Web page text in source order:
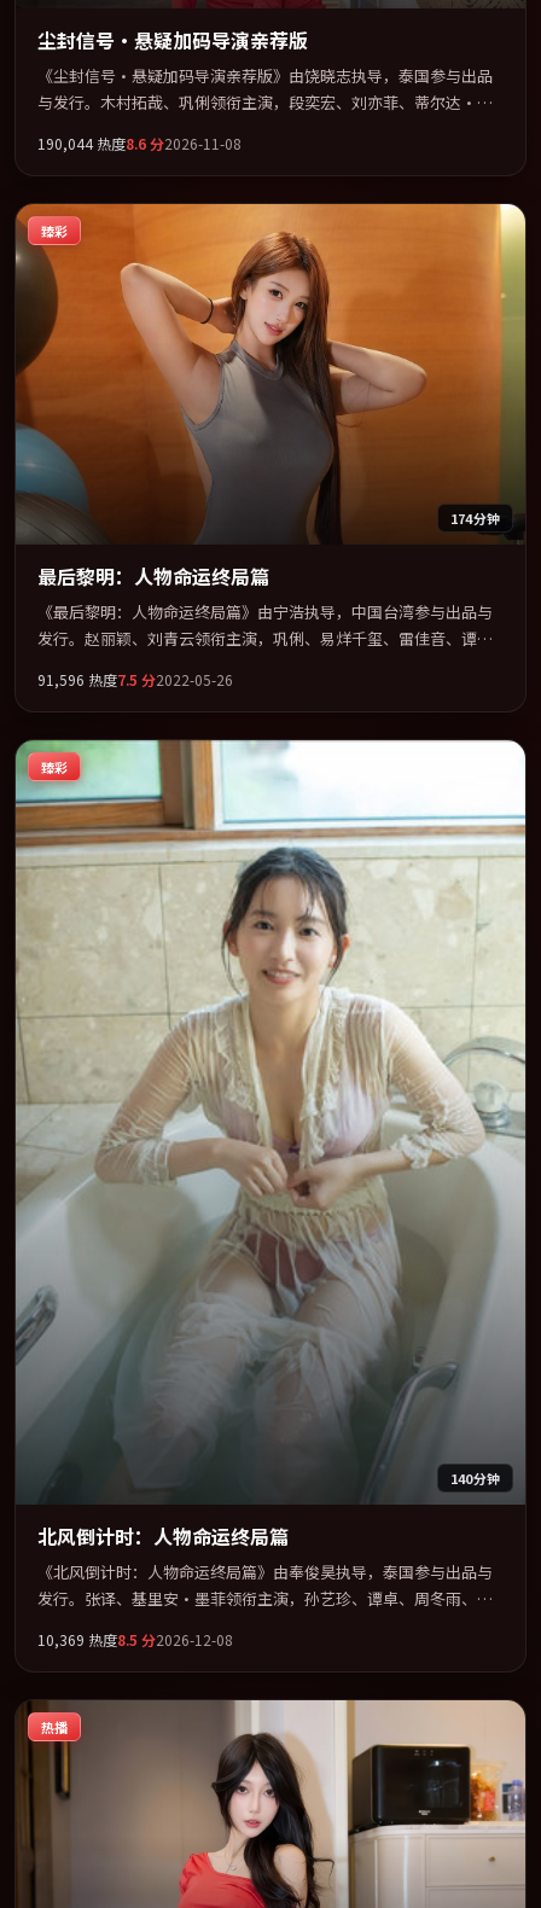
尘封信号·悬疑加码导演亲荐版
《尘封信号·悬疑加码导演亲荐版》由饶晓志执导，泰国参与出品
与发行。木村拓哉、巩俐领衔主演，段奕宏、刘亦菲、蒂尔达·斯
片以「科幻」类型为骨架，在叙事、表演与视听上力求统一。定于
2026-03-04 在内地院线及主流平台同步亮相，2026 年度话题片中口
碑稳健，适合喜欢强情节与人物弧光的观众完整观看。
190,044热度8.6分2026-11-08
臻彩
174分钟
最后黎明：人物命运终局篇
《最后黎明：人物命运终局篇》由宁浩执导，中国台湾参与出品与
发行。赵丽颖、刘青云领衔主演，巩俐、易烊千玺、雷佳音、谭卓
剧」类型为骨架，在叙事、表演与视听上力求统一。定于 2022-06-
26 在内地院线及主流平台同步亮相，2022 年度话题片中口碑稳健，
适合喜欢强情节与人物弧光的观众完整观看。
91,596 热度7.5 分2022-05-26
臻彩
140分钟
北风倒计时：人物命运终局篇
《北风倒计时：人物命运终局篇》由奉俊昊执导，泰国参与出品与
发行。张译、基里安·墨菲领衔主演，孙艺珍、谭卓、周冬雨、蒂
堆叠。全片以「剧情」类型为骨架，在叙事、表演与视听上力求统
一。定于 2026-03-24 在内地院线及主流平台同步亮相，2026 年度
话题片中口碑稳健，适合喜欢强情节与人物弧光的观众完整观看。
10,369 热度8.5 分2026-12-08
热播